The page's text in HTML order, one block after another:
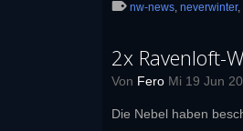
nw-news, neverwinter,
2x Ravenloft-
Von Fero Mi 19 Jun
Die Nebel haben